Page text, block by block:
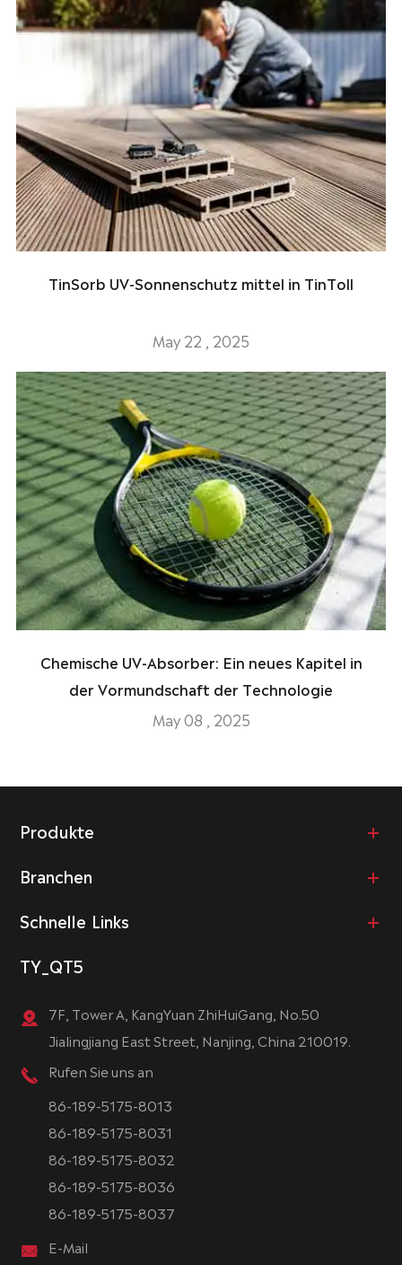
TinSorb UV-Sonnenschutz mittel in TinToll
May 22 , 2025
Chemische UV-Absorber: Ein neues Kapitel in
der Vormundschaft der Technologie
May 08 , 2025
Produkte
Branchen
Schnelle Links
TY_QT5
7F, Tower A, KangYuan ZhiHuiGang, No.50
Jialingjiang East Street, Nanjing, China 210019.
Rufen Sie uns an
86-189-5175-8013
86-189-5175-8031
86-189-5175-8032
86-189-5175-8036
86-189-5175-8037
E-Mail